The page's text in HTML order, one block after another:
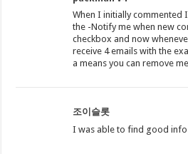
When I initially commented
the -Notify me when new
checkbox and now
receive 4 emails with the
a means you can remove
조이슬롯
I was able to find good